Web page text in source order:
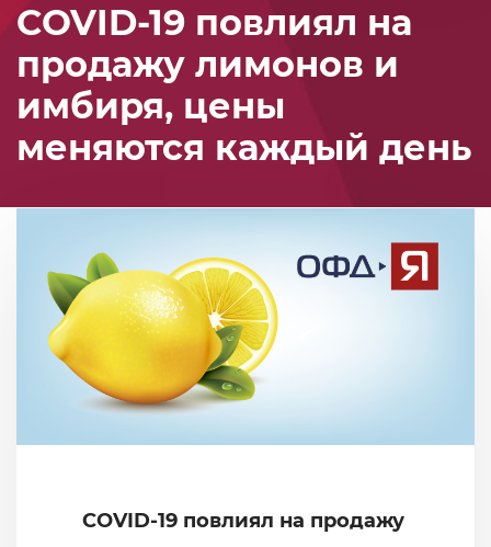
COVID-19 повлиял на
продажу лимонов и
имбиря, цены
меняются каждый день
COVID-19 повлиял на продажу